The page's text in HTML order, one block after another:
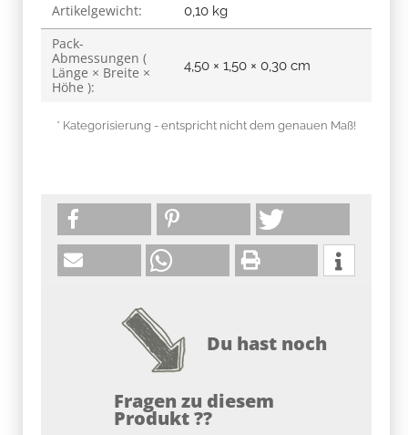
Artikelgewicht: 0,10 kg
Pack-
Abmessungen (
Länge × Breite ×
Höhe ):
4,50 × 1,50 × 0,30 cm
* Kategorisierung - entspricht nicht dem genauen Maß!
Du hast noch
Fragen zu diesem
Produkt ??